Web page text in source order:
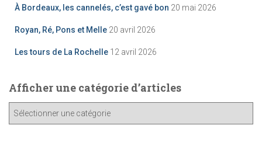
À Bordeaux, les cannelés, c’est gavé bon 20 mai 2026
Royan, Ré, Pons et Melle 20 avril 2026
Les tours de La Rochelle 12 avril 2026
Afficher une catégorie d’articles